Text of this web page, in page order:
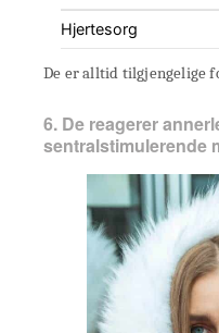
Hjertesorg
De er alltid tilgjengelige
6. De reagerer
sentralstimulerende